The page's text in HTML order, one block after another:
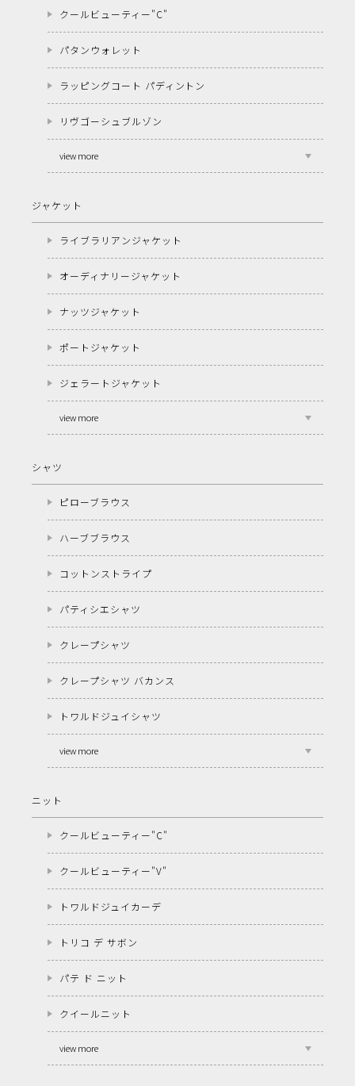
クールビューティー"C"
パタンウォレット
ラッピングコート パディントン
リヴゴーシュブルゾン
view more
ジャケット
ライブラリアンジャケット
オーディナリージャケット
ナッツジャケット
ポートジャケット
ジェラートジャケット
view more
シャツ
ピローブラウス
ハーブブラウス
コットンストライプ
パティシエシャツ
クレープシャツ
クレープシャツ バカンス
トワルドジュイシャツ
view more
ニット
クールビューティー"C"
クールビューティー"V"
トワルドジュイカーデ
トリコ デ サボン
パテ ド ニット
クイールニット
view more